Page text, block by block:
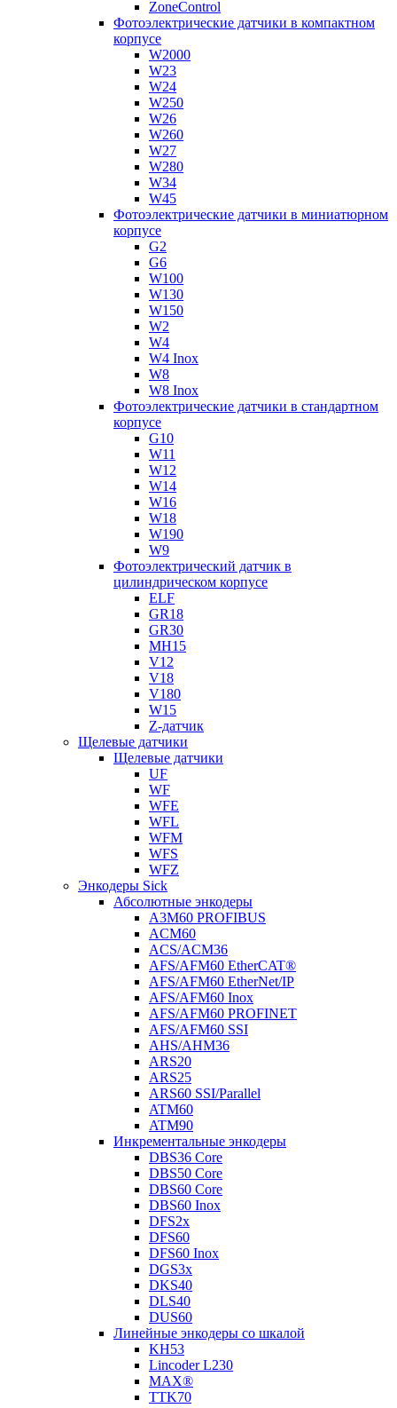
ZoneControl
Фотоэлектрические датчики в компактном
корпусе
W2000
W23
W24
W250
W26
W260
W27
W280
W34
W45
Фотоэлектрические датчики в миниатюрном
корпусе
G2
G6
W100
W130
W150
W2
W4
W4 Inox
W8
W8 Inox
Фотоэлектрические датчики в стандартном
корпусе
G10
W11
W12
W14
W16
W18
W190
W9
Фотоэлектрический датчик в
цилиндрическом корпусе
ELF
GR18
GR30
MH15
V12
V18
V180
W15
Z-датчик
Щелевые датчики
Щелевые датчики
UF
WF
WFE
WFL
WFM
WFS
WFZ
Энкодеры Sick
Абсолютные энкодеры
A3M60 PROFIBUS
ACM60
ACS/ACM36
AFS/AFM60 EtherCAT®
AFS/AFM60 EtherNet/IP
AFS/AFM60 Inox
AFS/AFM60 PROFINET
AFS/AFM60 SSI
AHS/AHM36
ARS20
ARS25
ARS60 SSI/Parallel
ATM60
ATM90
Инкрементальные энкодеры
DBS36 Core
DBS50 Core
DBS60 Core
DBS60 Inox
DFS2x
DFS60
DFS60 Inox
DGS3x
DKS40
DLS40
DUS60
Линейные энкодеры со шкалой
KH53
Lincoder L230
MAX®
TTK70